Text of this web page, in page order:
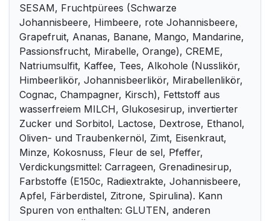
SESAM, Fruchtpürees (Schwarze
Johannisbeere, Himbeere, rote Johannisbeere,
Grapefruit, Ananas, Banane, Mango, Mandarine,
Passionsfrucht, Mirabelle, Orange), CREME,
Natriumsulfit, Kaffee, Tees, Alkohole (Nusslikör,
Himbeerlikör, Johannisbeerlikör, Mirabellenlikör,
Cognac, Champagner, Kirsch), Fettstoff aus
wasserfreiem MILCH, Glukosesirup, invertierter
Zucker und Sorbitol, Lactose, Dextrose, Ethanol,
Oliven- und Traubenkernöl, Zimt, Eisenkraut,
Minze, Kokosnuss, Fleur de sel, Pfeffer,
Verdickungsmittel: Carrageen, Grenadinesirup,
Farbstoffe (E150c, Radiextrakte, Johannisbeere,
Apfel, Färberdistel, Zitrone, Spirulina). Kann
Spuren von enthalten: GLUTEN, anderen